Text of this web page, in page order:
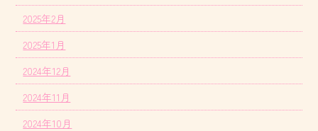
2025年2月
2025年1月
2024年12月
2024年11月
2024年10月